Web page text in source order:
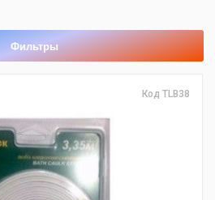
Фильтры
Код TLB38